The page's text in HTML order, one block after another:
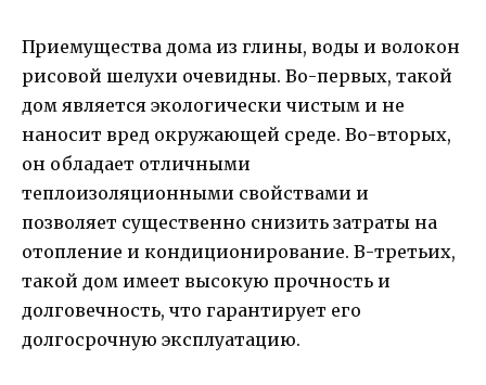
Приемущества дома из глины, воды и волокон
рисовой шелухи очевидны. Во-первых, такой
дом является экологически чистым и не
наносит вред окружающей среде. Во-вторых,
он обладает отличными
теплоизоляционными свойствами и
позволяет существенно снизить затраты на
отопление и кондиционирование. В-третьих,
такой дом имеет высокую прочность и
долговечность, что гарантирует его
долгосрочную эксплуатацию.